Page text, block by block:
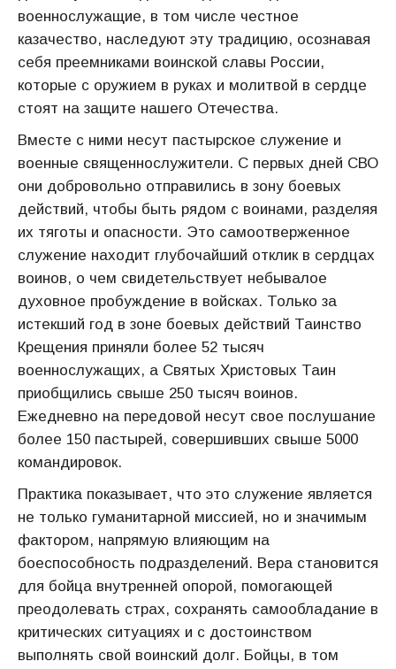
военнослужащие, в том числе честное
казачество, наследуют эту традицию, осознавая
себя преемниками воинской славы России,
которые с оружием в руках и молитвой в сердце
стоят на защите нашего Отечества.
Вместе с ними несут пастырское служение и
военные священнослужители. С первых дней СВО
они добровольно отправились в зону боевых
действий, чтобы быть рядом с воинами, разделяя
их тяготы и опасности. Это самоотверженное
служение находит глубочайший отклик в сердцах
воинов, о чем свидетельствует небывалое
духовное пробуждение в войсках. Только за
истекший год в зоне боевых действий Таинство
Крещения приняли более 52 тысяч
военнослужащих, а Святых Христовых Таин
приобщились свыше 250 тысяч воинов.
Ежедневно на передовой несут свое послушание
более 150 пастырей, совершивших свыше 5000
командировок.
Практика показывает, что это служение является
не только гуманитарной миссией, но и значимым
фактором, напрямую влияющим на
боеспособность подразделений. Вера становится
для бойца внутренней опорой, помогающей
преодолевать страх, сохранять самообладание в
критических ситуациях и с достоинством
выполнять свой воинский долг. Бойцы, в том